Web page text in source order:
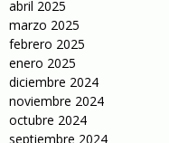
abril 2025
marzo 2025
febrero 2025
enero 2025
diciembre 2024
noviembre 2024
octubre 2024
septiembre 2024